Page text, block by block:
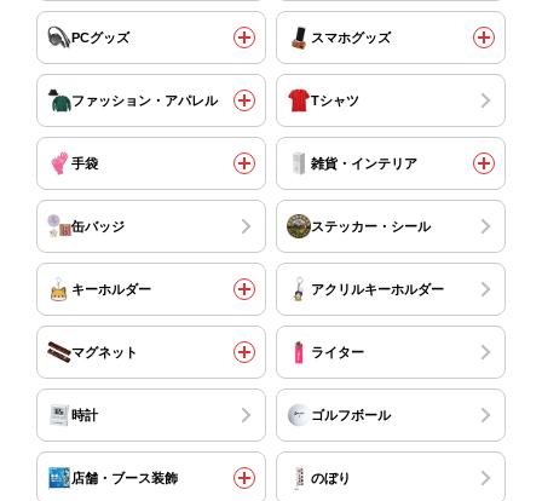
PCグッズ スマホグッズ
ファッション・アパレル Tシャツ
手袋 雑貨・インテリア
缶バッジ ステッカー・シール
キーホルダー アクリルキーホルダー
マグネット ライター
時計 ゴルフボール
店舗・ブース装飾 のぼり